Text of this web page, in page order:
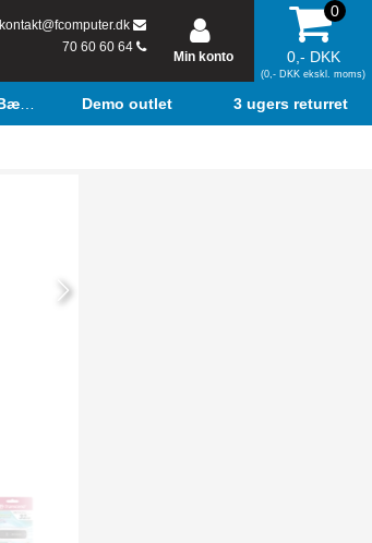
kontakt@fcomputer.dk
70 60 60 64
Min konto
0
0,- DKK
(0,- DKK ekskl. moms)
Refurbished - Bærbar Demo outlet 3 ugers returret